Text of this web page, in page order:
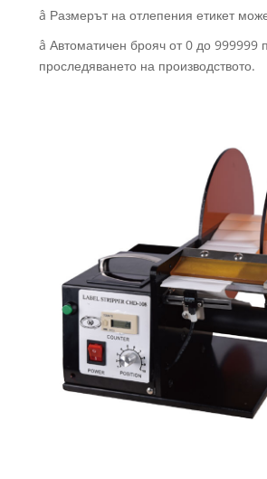
â Размерът на отлепения етикет
â Автоматичен брояч от 0 до 999999
проследяването на производството.